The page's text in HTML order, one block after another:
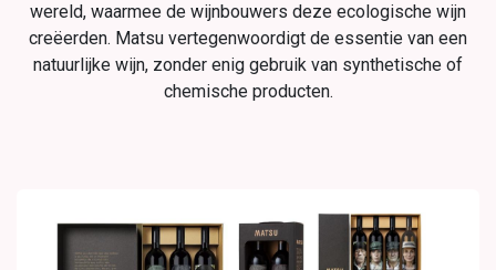
wereld, waarmee de wijnbouwers deze ecologische wijn
creëerden. Matsu vertegenwoordigt de essentie van een
natuurlijke wijn, zonder enig gebruik van synthetische of
chemische producten.